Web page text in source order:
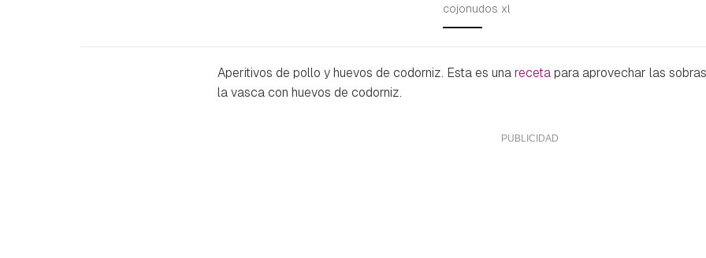
cojonudos xl
Aperitivos de pollo y huevos de codorniz. Esta es unarecetapara aprovechar las
la vasca con huevos de codorniz.